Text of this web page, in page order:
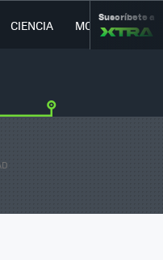
CIENCIA MOVILIDAD
Suscríbete a